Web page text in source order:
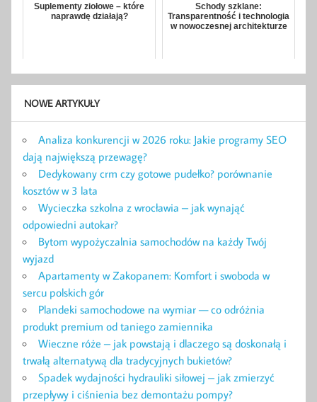
Suplementy ziołowe – które
naprawdę działają?
Schody szklane:
Transparentność i technologia
w nowoczesnej architekturze
NOWE ARTYKUŁY
Analiza konkurencji w 2026 roku: Jakie programy SEO
dają największą przewagę?
Dedykowany crm czy gotowe pudełko? porównanie
kosztów w 3 lata
Wycieczka szkolna z wrocławia – jak wynająć
odpowiedni autokar?
Bytom wypożyczalnia samochodów na każdy Twój
wyjazd
Apartamenty w Zakopanem: Komfort i swoboda w
sercu polskich gór
Plandeki samochodowe na wymiar — co odróżnia
produkt premium od taniego zamiennika
Wieczne róże – jak powstają i dlaczego są doskonałą i
trwałą alternatywą dla tradycyjnych bukietów?
Spadek wydajności hydrauliki siłowej – jak zmierzyć
przepływy i ciśnienia bez demontażu pompy?